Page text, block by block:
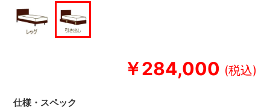
￥284,000
仕様・スペック